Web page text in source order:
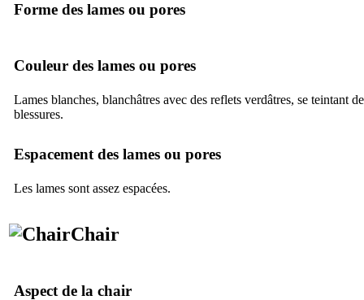
Forme des lames ou pores
Couleur des lames ou pores
Lames blanches, blanchâtres avec des reflets verdâtres, se teintant
blessures.
Espacement des lames ou pores
Les lames sont assez espacées.
Chair
Aspect de la chair